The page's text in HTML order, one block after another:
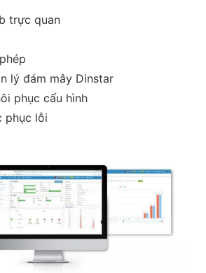
trực quan
lý đám mây Dinstar
phục cấu hình
phục lỗi